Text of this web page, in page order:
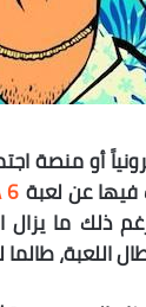
أو منصة
فيها عن لعبة6
ذلك ما
اللعبة،